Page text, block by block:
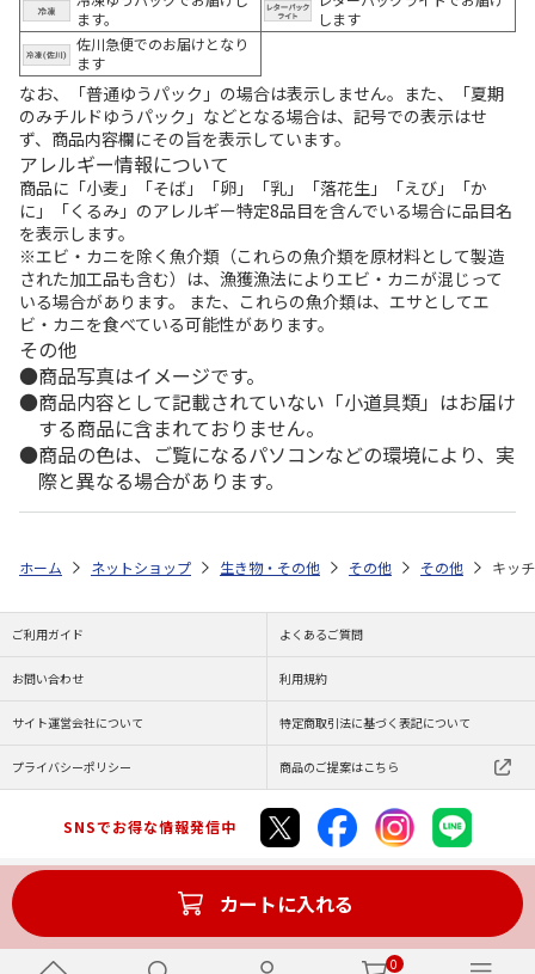
0
ます。
します
佐川急便でのお届けとなり
ます
なお、「普通ゆうパック」の場合は表示しません。また、「夏期
のみチルドゆうパック」などとなる場合は、記号での表示はせ
ず、商品内容欄にその旨を表示しています。
アレルギー情報について
商品に「小麦」「そば」「卵」「乳」「落花生」「えび」「か
に」「くるみ」のアレルギー特定8品目を含んでいる場合に品目名
を表示します。
※エビ・カニを除く魚介類（これらの魚介類を原材料として製造
された加工品も含む）は、漁獲漁法によりエビ・カニが混じって
いる場合があります。 また、これらの魚介類は、エサとしてエ
ビ・カニを食べている可能性があります。
その他
商品写真はイメージです。
商品内容として記載されていない「小道具類」はお届け
する商品に含まれておりません。
商品の色は、ご覧になるパソコンなどの環境により、実
際と異なる場合があります。
カートに入れる
ホーム ネットショップ 生き物・その他 その他 その他 キッ
ご利用ガイド よくあるご質問
お問い合わせ 利用規約
サイト運営会社について 特定商取引法に基づく表記について
プライバシーポリシー 商品のご提案はこちら
SNSでお得な情報発信中